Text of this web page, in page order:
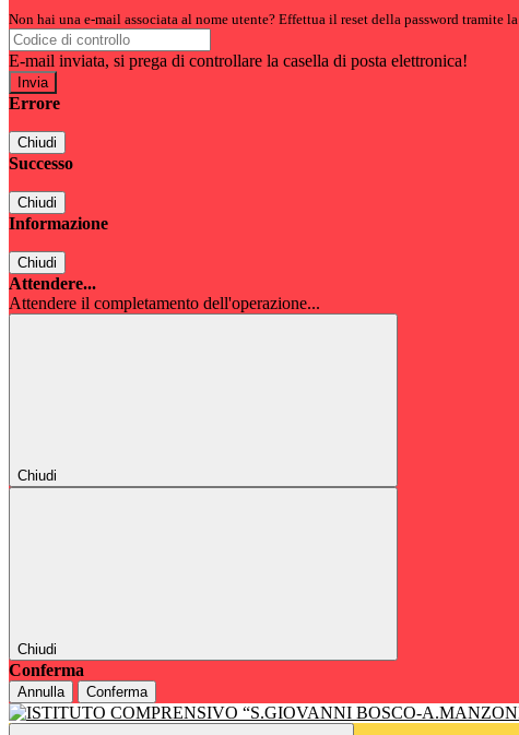
Non hai una e-mail associata al nome utente? Effettua il reset della password tramite la
E-mail inviata, si prega di controllare la casella di posta elettronica!
Errore
Chiudi
Successo
Chiudi
Informazione
Chiudi
Attendere...
Attendere il completamento dell'operazione...
Chiudi
Chiudi
Conferma
Annulla Conferma